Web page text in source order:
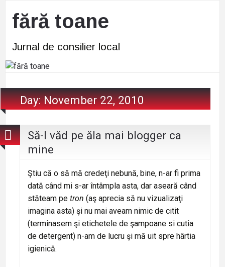
fără toane
Jurnal de consilier local
Day:November 22, 2010
Să-l văd pe ăla mai blogger ca
mine
Ştiu că o să mă credeţi nebună, bine, n-ar fi prima
dată când mi s-ar întâmpla asta, dar aseară când
stăteam pe tron (aş aprecia să nu vizualizaţi
imagina asta) şi nu mai aveam nimic de citit
(terminasem şi etichetele de şampoane si cutia
de detergent) n-am de lucru şi mă uit spre hârtia
igienică.